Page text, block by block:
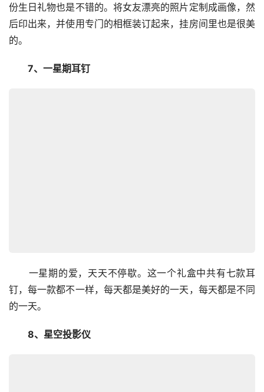
份生日礼物也是不错的。将女友漂亮的照片定制成画像，然
后印出来，并使用专门的相框装订起来，挂房间里也是很美
的。
7、一星期耳钉
一星期的爱，天天不停歇。这一个礼盒中共有七款耳
钉，每一款都不一样，每天都是美好的一天，每天都是不同
的一天。
8、星空投影仪